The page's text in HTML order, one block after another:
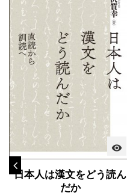
visibility
日本人は漢文をどう読ん
だか